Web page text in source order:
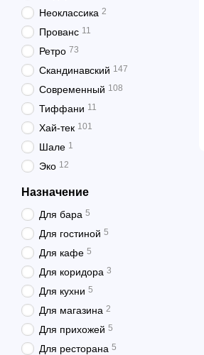
Неоклассика 2
Прованс 11
Ретро 73
Скандинавский 147
Современный 108
Тиффани 11
Хай-тек 101
Шале 1
Эко 12
Назначение
Для бара 5
Для гостиной 5
Для кафе 5
Для коридора 3
Для кухни 5
Для магазина 2
Для прихожей 5
Для ресторана 5